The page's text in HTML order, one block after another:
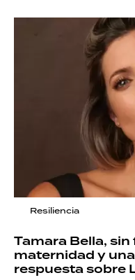
Resiliencia
Tamara Bella,
maternidad y
respuesta sobre